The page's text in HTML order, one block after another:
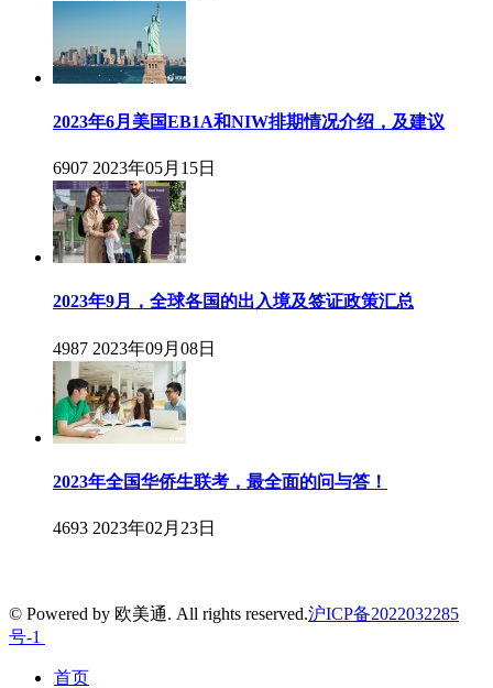
2023年6月美国EB1A和NIW排期情况介绍，及建议
6907 2023年05月15日
2023年9月，全球各国的出入境及签证政策汇总
4987 2023年09月08日
2023年全国华侨生联考，最全面的问与答！
4693 2023年02月23日
© Powered by 欧美通. All rights reserved.沪ICP备2022032285
号-1
首页